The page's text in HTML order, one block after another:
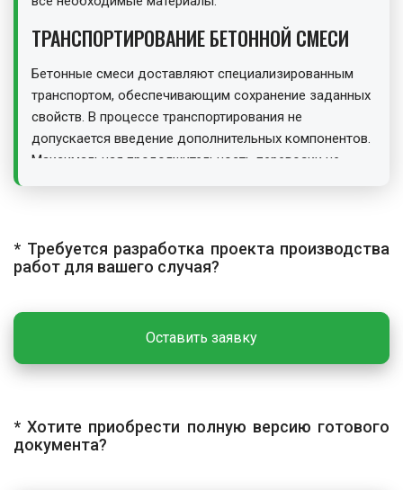
ТРАНСПОРТИРОВАНИЕ БЕТОННОЙ СМЕСИ
Бетонные смеси доставляют специализированным
транспортом, обеспечивающим сохранение заданных
свойств. В процессе транспортирования не
допускается введение дополнительных компонентов.
Максимальная продолжительность перевозки не
1,5 м. В зимних условиях и при высоких температурах
применяют специальные меры защиты.
ГЕОДЕЗИЧЕСКАЯ РАЗБИВКА
Разбивку линии бортов производят от оси проезжей
части, красных линий или других постоянных
контроля высотного положения камней применяют
обноску из досок и стоек с горизонтальными
* Требуется разработка проекта производства
работ для вашего случая?
Оставить заявку
* Хотите приобрести полную версию готового
документа?